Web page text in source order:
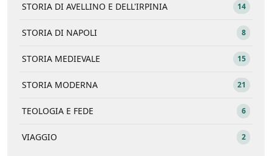
STORIA DI AVELLINO E DELL'IRPINIA 14
STORIA DI NAPOLI 8
STORIA MEDIEVALE 15
STORIA MODERNA 21
TEOLOGIA E FEDE 6
VIAGGIO 2